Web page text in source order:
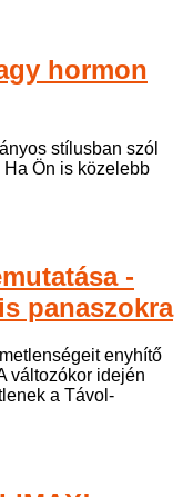
hormon
stílusban szól
Ön is közelebb
-
panaszokra
enyhítő
változókor idején
a Távol-